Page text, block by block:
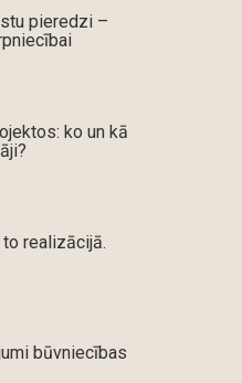
pieredzi –
ko un kā
realizācijā.
būvniecības